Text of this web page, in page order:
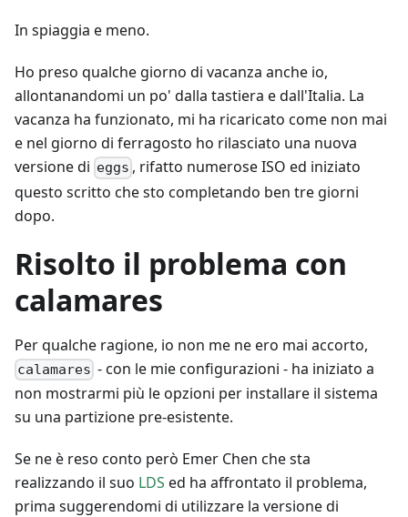
In spiaggia e meno.
Ho preso qualche giorno di vacanza anche io,
allontanandomi un po' dalla tastiera e dall'Italia. La
vacanza ha funzionato, mi ha ricaricato come non mai
e nel giorno di ferragosto ho rilasciato una nuova
versione di eggs , rifatto numerose ISO ed iniziato
questo scritto che sto completando ben tre giorni
dopo.
Risolto il problema con
calamares
Per qualche ragione, io non me ne ero mai accorto,
calamares - con le mie configurazioni - ha iniziato a
non mostrarmi più le opzioni per installare il sistema
su una partizione pre-esistente.
Se ne è reso conto però Emer Chen che sta
realizzando il suo LDS ed ha affrontato il problema,
prima suggerendomi di utilizzare la versione di